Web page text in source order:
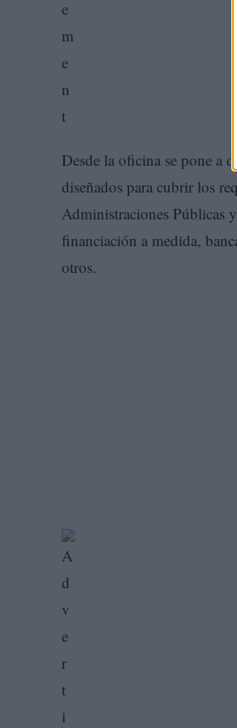
Desde la oficina se pone a
diseñados para cubrir los
Administraciones Públicas
financiación a medida,
otros.